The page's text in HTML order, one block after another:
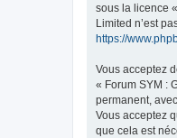
sous la licence «
Limited n’est
https://
Vous acceptez
« Forum SYM :
permanent,
Vous acceptez
que cela est